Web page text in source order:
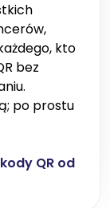
kto
bez
po prostu
QR od